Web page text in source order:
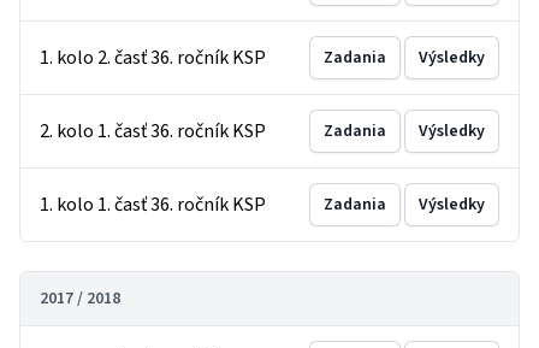
1. kolo 2. časť 36. ročník KSP Zadania Výsledky
2. kolo 1. časť 36. ročník KSP Zadania Výsledky
1. kolo 1. časť 36. ročník KSP Zadania Výsledky
2017 / 2018